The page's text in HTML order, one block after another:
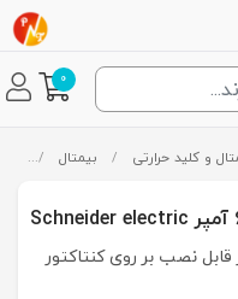
0
و کلید حرارتی / بیمتال /
حرارتی) 48 آمپر تا 65 آمپر قابل نصب بر روی کنتاکتور